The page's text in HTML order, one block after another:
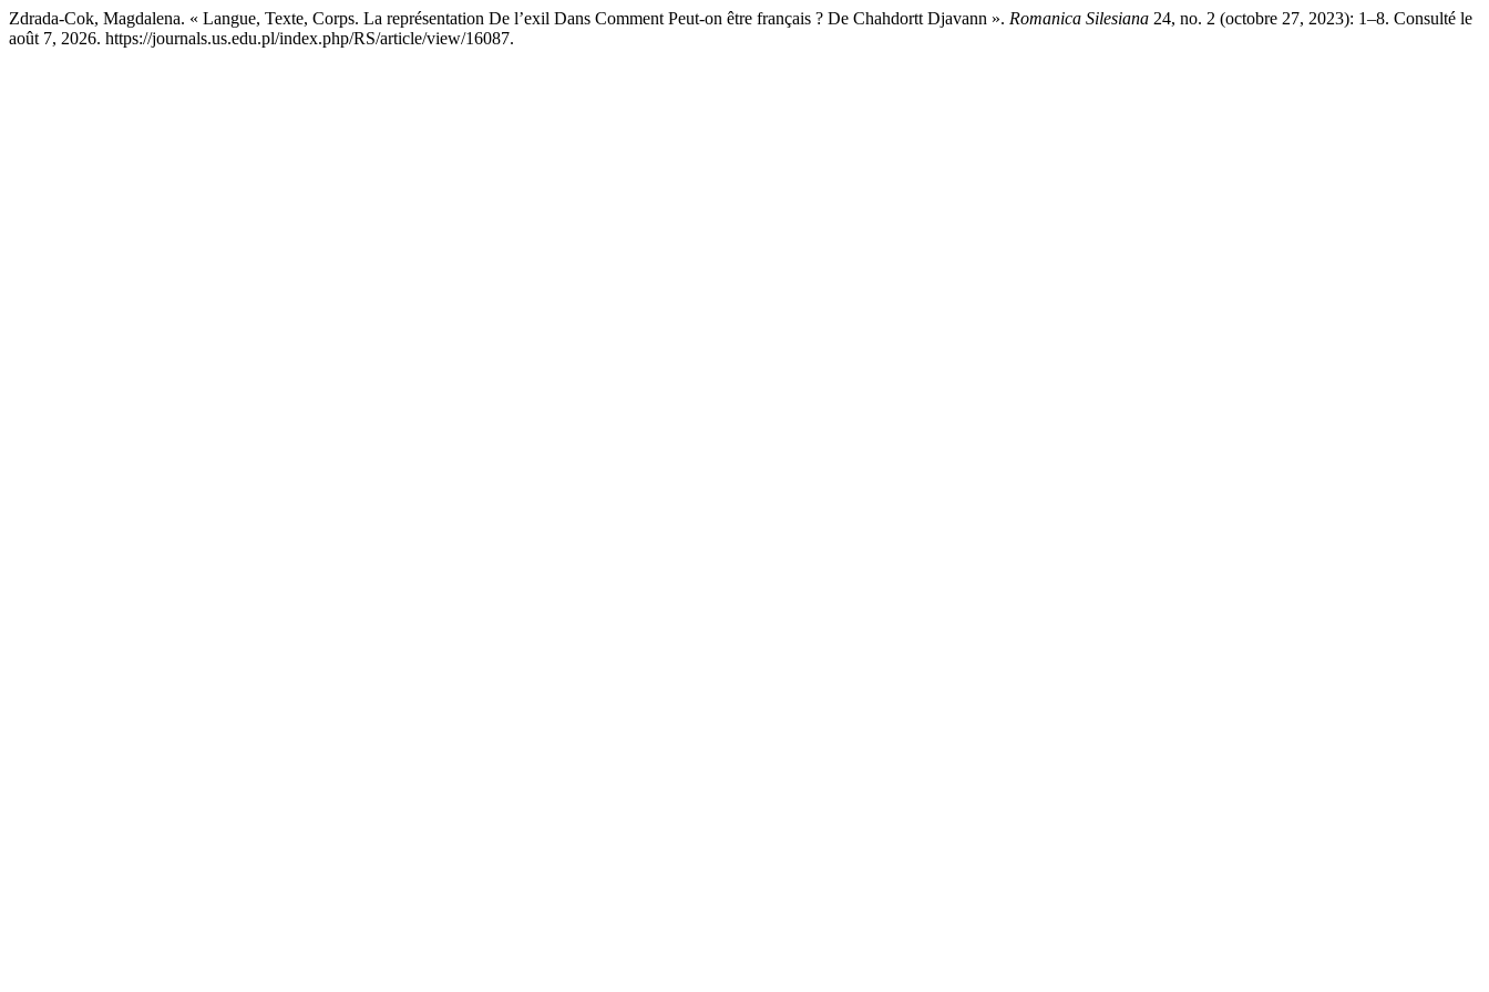
Zdrada-Cok, Magdalena. « Langue, Texte, Corps. La représentation De l’exil Dans Comment Peut-on être français ? De Chahdortt Djavann ». Romanica Silesiana 24, no. 2 (octobre 27, 2023): 1–8. Consulté le
août 7, 2026. https://journals.us.edu.pl/index.php/RS/article/view/16087.